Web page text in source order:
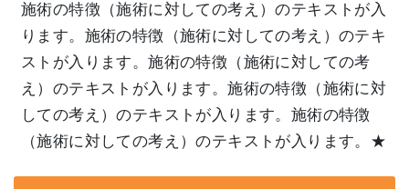
施術の特徴（施術に対しての考え）のテキストが入
ります。施術の特徴（施術に対しての考え）のテキ
ストが入ります。施術の特徴（施術に対しての考
え）のテキストが入ります。施術の特徴（施術に対
しての考え）のテキストが入ります。施術の特徴
（施術に対しての考え）のテキストが入ります。★